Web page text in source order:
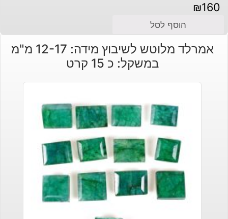
₪160
הוסף לסל
אמרלד מלוטש לשיבוץ מידה: 12-17 מ"מ
במשקל: כ 15 קרט